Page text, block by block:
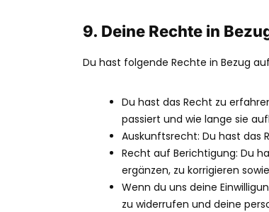
9. Deine Rechte in
Du hast folgende Rechte in Bezug
Du hast das Recht zu
passiert und wie lange sie
Auskunftsrecht: Du hast das
Recht auf Berichtigung: Du
ergänzen, zu korrigieren
Wenn du uns deine
zu widerrufen und deine